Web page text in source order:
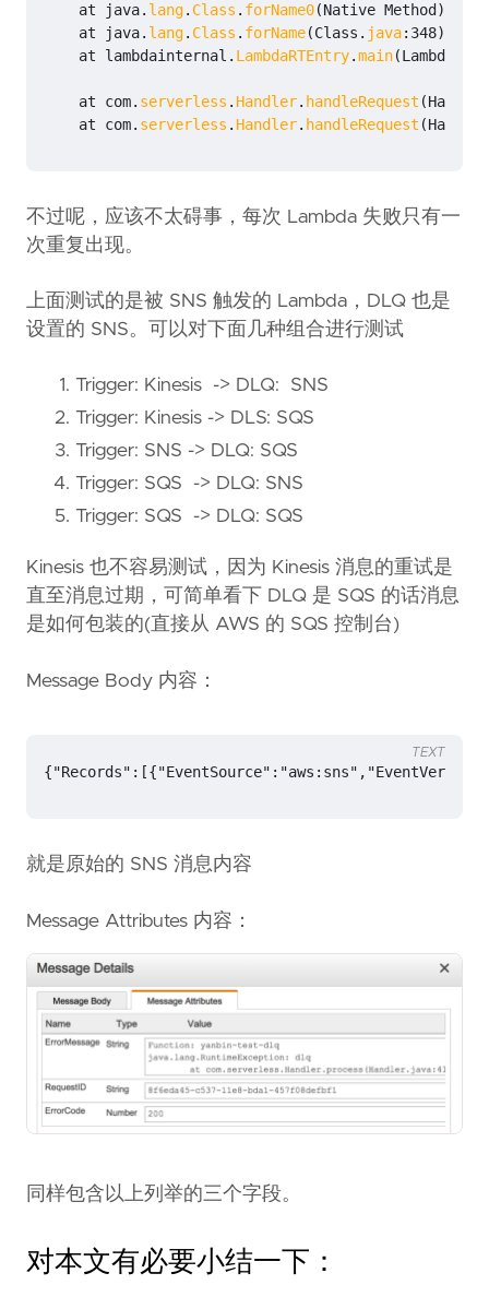
at
java. lang. Class . forName0(Native Method )
at
java. lang. Class . forName(Class . java: 348)
at
lambdainternal . LambdaRTEntry.main(
at com. serverless . Handler. handleRequest (Handler
at
com. serverless . Handler. handleRequest (Handler
不过呢，应该不太碍事，每次 Lambda 失败只有一
次重复出现。
上面测试的是被 SNS 触发的 Lambda，DLQ 也是
设置的 SNS。可以对下面几种组合进行测试
Trigger: Kinesis -> DLQ: SNS
Trigger: Kinesis -> DLS: SQS
Trigger: SNS -> DLQ: SQS
Trigger: SQS -> DLQ: SNS
Trigger: SQS -> DLQ: SQS
Kinesis 也不容易测试，因为 Kinesis 消息的重试是
直至消息过期，可简单看下 DLQ 是 SQS 的话消息
是如何包装的(直接从 AWS 的 SQS 控制台)
Message Body 内容：
TEXT
就是原始的 SNS 消息内容
Message Attributes 内容：
同样包含以上列举的三个字段。
对本文有必要小结一下：